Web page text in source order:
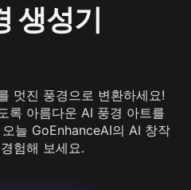
생성기
멋진 풍경으로 변환하세요!
록 아름다운 AI 풍경 아트를
늘 GoEnhanceAI의 AI 창작
험해 보세요.